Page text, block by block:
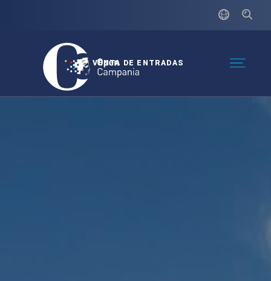
VENTA DE ENTRADAS